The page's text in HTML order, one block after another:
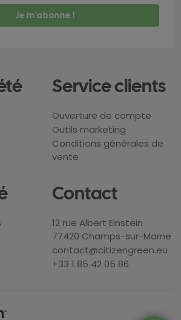
Service clients
Ouverture de compte
Outils marketing
Conditions générales de
vente
Contact
12 rue Albert Einstein
77420 Champs-sur-Marne
contact@citizengreen.eu
+33 1 85 42 05 86